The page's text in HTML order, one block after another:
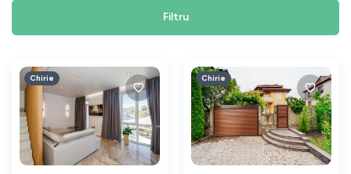
Filtru
Chirie Chirie